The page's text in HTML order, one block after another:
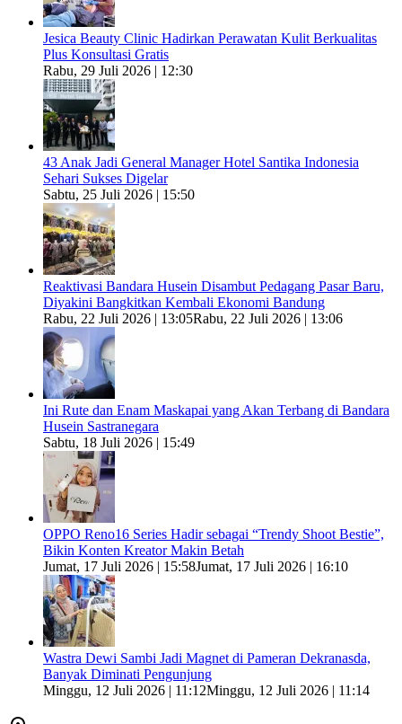
Jesica Beauty Clinic Hadirkan Perawatan Kulit Berkualitas
Plus Konsultasi Gratis
Rabu, 29 Juli 2026 | 12:30
43 Anak Jadi General Manager Hotel Santika Indonesia
Sehari Sukses Digelar
Sabtu, 25 Juli 2026 | 15:50
Reaktivasi Bandara Husein Disambut Pedagang Pasar Baru,
Diyakini Bangkitkan Kembali Ekonomi Bandung
Rabu, 22 Juli 2026 | 13:05Rabu, 22 Juli 2026 | 13:06
Ini Rute dan Enam Maskapai yang Akan Terbang di Bandara
Husein Sastranegara
Sabtu, 18 Juli 2026 | 15:49
OPPO Reno16 Series Hadir sebagai “Trendy Shoot Bestie”,
Bikin Konten Kreator Makin Betah
Jumat, 17 Juli 2026 | 15:58Jumat, 17 Juli 2026 | 16:10
Wastra Dewi Sambi Jadi Magnet di Pameran Dekranasda,
Banyak Diminati Pengunjung
Minggu, 12 Juli 2026 | 11:12Minggu, 12 Juli 2026 | 11:14